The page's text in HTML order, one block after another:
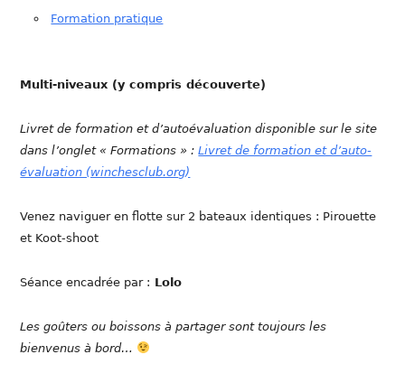
Formation pratique
Multi-niveaux (y compris découverte)
Livret de formation et d’autoévaluation disponible sur le site
dans l’onglet « Formations » :Livret de formation et d’auto-
évaluation (winchesclub.org)
Venez naviguer en flotte sur 2 bateaux identiques : Pirouette
et Koot-shoot
Séance encadrée par : Lolo
Les goûters ou boissons à partager sont toujours les
bienvenus à bord…